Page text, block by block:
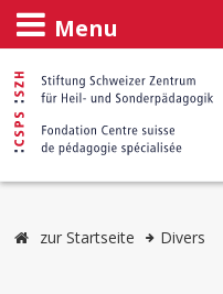
Menu
zur Startseite Divers